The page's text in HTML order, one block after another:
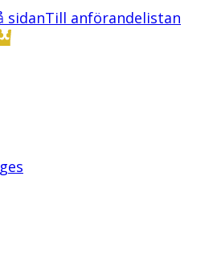
sidanTill anförandelistan